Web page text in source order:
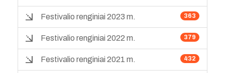
363
Festivalio renginiai 2023 m.
379
Festivalio renginiai 2022 m.
432
Festivalio renginiai 2021 m.